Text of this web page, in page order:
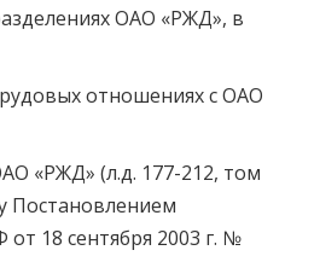
ОАО «РЖД», в
отношениях с ОАО
«РЖД» (л.д. 177-212, том
Постановлением
18 сентября 2003 г. №